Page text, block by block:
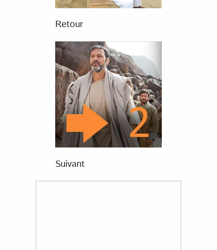
Retour
Suivant